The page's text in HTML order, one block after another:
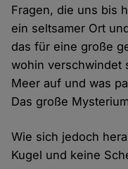
Fragen, die uns bis
ein seltsamer Ort
das für eine große
wohin verschwindet
Meer auf und was
Das große
Wie sich jedoch
Kugel und keine